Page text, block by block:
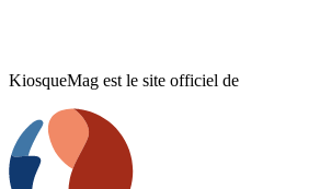
KiosqueMag est le site officiel de